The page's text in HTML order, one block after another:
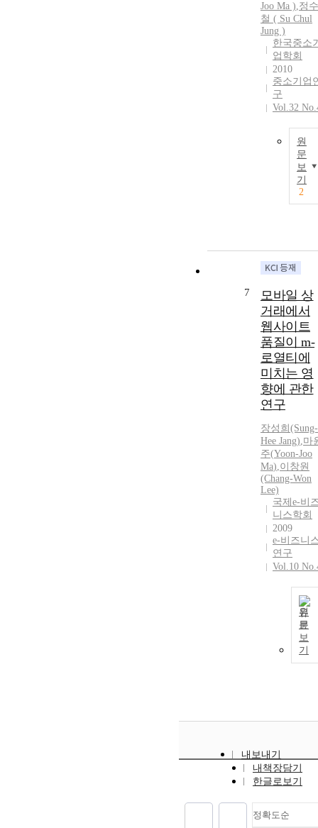
Joo Ma ),정수
철 ( Su Chul
Jung )
한국중소
업학회
2010
중소기업
구
Vol.32
원
문
보
기
2
7
모바일 상
거래에서
웹사이트
품질이 m-
로열티에
미치는 영
향에 관한
연구
장성희(Sung-
Hee Jang),마
주(Yoon-Joo
Ma),이창원
(Chang-Won
Lee)
국제e-비
니스학회
2009
e-비즈니
연구
Vol.10
원
문
보
기
내보내기
내책장담기
한글로보기
정확도순